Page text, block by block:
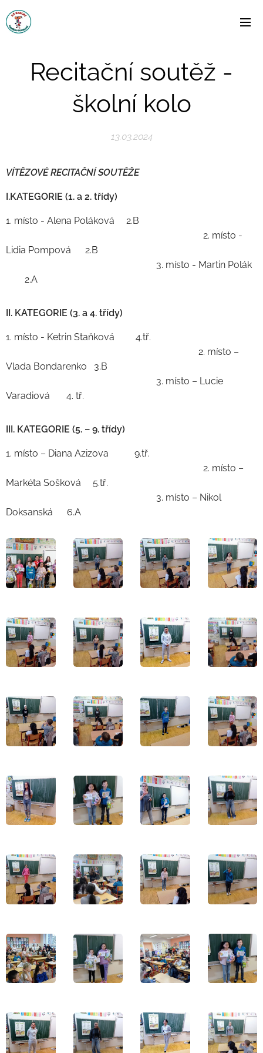
Recitační soutěž -
školní kolo
13.03.2024
VÍTĚZOVÉ RECITAČNÍ SOUTĚŽE
I.KATEGORIE (1. a 2. třídy)
1. místo - Alena Poláková 2.B
2. místo -
Lidia Pompová 2.B
3. místo - Martin Polák
2.A
II. KATEGORIE (3. a 4. třídy)
1. místo - Ketrin Staňková 4.tř.
2. místo –
Vlada Bondarenko 3.B
3. místo – Lucie
Varadiová 4. tř.
III. KATEGORIE (5. – 9. třídy)
1. místo – Diana Azizova 9.tř.
2. místo –
Markéta Sošková 5.tř.
3. místo – Nikol
Doksanská 6.A